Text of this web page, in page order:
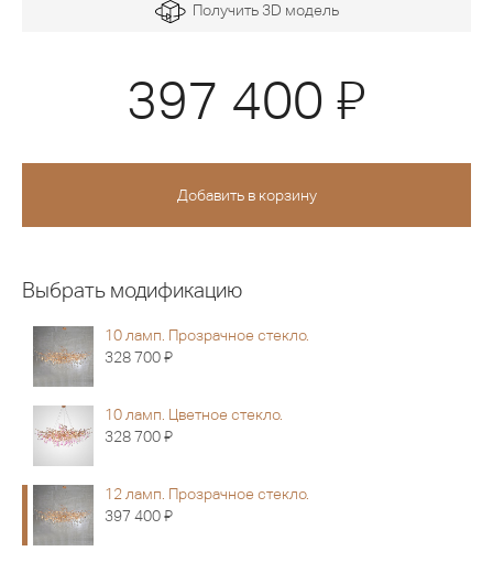
Получить 3D модель
397 400 Я
Выбрать модификацию
10 ламп. Прозрачное стекло.
328 700Я
10 ламп. Цветное стекло.
328 700Я
12 ламп. Прозрачное стекло.
397 400Я